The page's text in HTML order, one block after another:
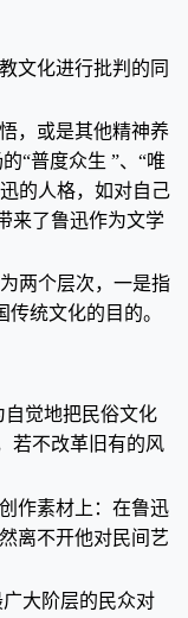
文化进行批判的同
，或是其他精神养
“普度众生 ”、“唯
的人格，如对自己
来了鲁迅作为文学
两个层次，一是指
统文化的目的。
自觉地把民俗文化
若不改革旧有的风
作素材上：在鲁迅
离不开他对民间艺
大阶层的民众对